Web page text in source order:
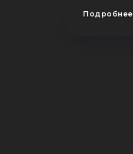
Подробнее